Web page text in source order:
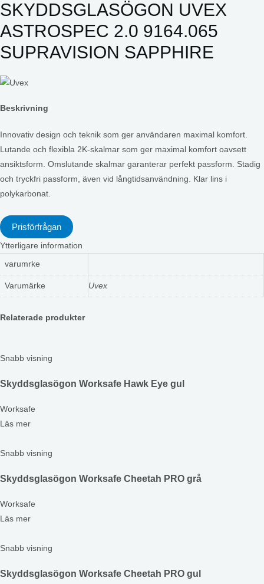
SKYDDSGLASÖGON UVEX
ASTROSPEC 2.0 9164.065
SUPRAVISION SAPPHIRE
Beskrivning
Innovativ design och teknik som ger användaren maximal komfort.
Lutande och flexibla 2K-skalmar som ger maximal komfort oavsett
ansiktsform. Omslutande skalmar garanterar perfekt passform. Stadig
och tryckfri passform, även vid långtidsanvändning. Klar lins i
polykarbonat.
Prisförfrågan
Ytterligare information
varumrke
Varumärke Uvex
Relaterade produkter
Snabb visning
Skyddsglasögon Worksafe Hawk Eye gul
Worksafe
Läs mer
Snabb visning
Skyddsglasögon Worksafe Cheetah PRO grå
Worksafe
Läs mer
Snabb visning
Skyddsglasögon Worksafe Cheetah PRO gul